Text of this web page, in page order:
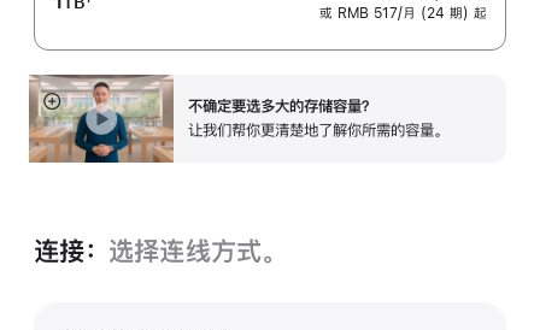
注
或 RMB 517/月 (24 期) 起
不确定要选多大的存储容⁠量？
让我们帮你更清楚地了解你所需的容量。
展
开
连接： 选择连线方式。